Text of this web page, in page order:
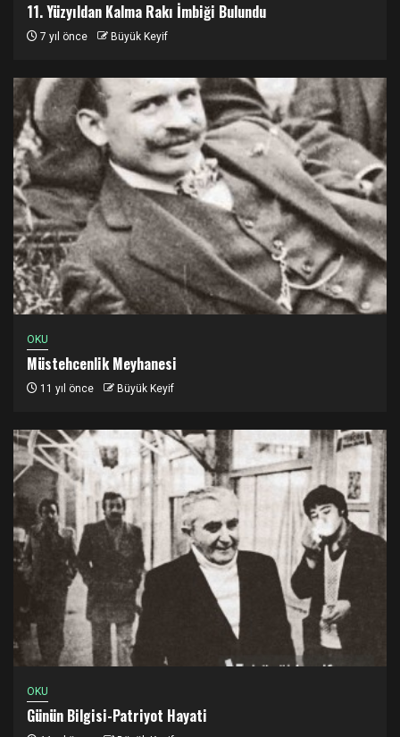
11. Yüzyıldan Kalma Rakı İmbiği Bulundu
7 yıl önce Büyük Keyif
OKU
Müstehcenlik Meyhanesi
11 yıl önce Büyük Keyif
OKU
Günün Bilgisi-Patriyot Hayati